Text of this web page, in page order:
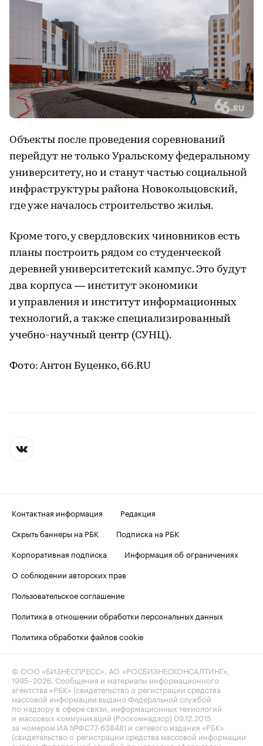
Объекты после проведения соревнований
перейдут не только Уральскому федеральному
университету, но и станут частью социальной
инфраструктуры района Новокольцовский,
где уже началось строительство жилья.
Кроме того, у свердловских чиновников есть
планы построить рядом со студенческой
деревней университетский кампус. Это будут
два корпуса — институт экономики
и управления и институт информационных
технологий, а также специализированный
учебно-научный центр (СУНЦ).
Фото: Антон Буценко, 66.RU
Контактная информация
Редакция
Скрыть баннеры на РБК
Подписка на РБК
Корпоративная подписка
Информация об ограничениях
О соблюдении авторских прав
Пользовательское соглашение
Политика в отношении обработки персональных данных
Политика обработки файлов cookie
© ООО «БИЗНЕСПРЕСС», АО «РОСБИЗНЕСКОНСАЛТИНГ»,
1995–2026 . Сообщения и материалы информационного
агентства «РБК» (свидетельство о регистрации средства
массовой информации выдано Федеральной службой
по надзору в сфере связи, информационных технологий
и массовых коммуникаций (Роскомнадзор) 09.12.2015
за номером ИА №ФС77-63848) и сетевого издания «РБК»
(свидетельство о регистрации средства массовой информации